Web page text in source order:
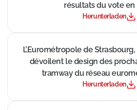
résultats du vote en
Herunterladen
L’Eurométropole de
dévoilent le design des
tramway du réseau
Herunterladen
((Neues